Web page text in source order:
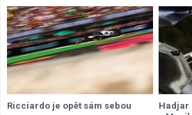
Ricciardo je opět sám sebou
Hadjar